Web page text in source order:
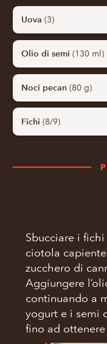
Uova (3)
Olio di semi (130 ml)
Noci pecan (80 g)
Fichi (8/9)
Sbucciare i
ciotola
zucchero di
Aggiungere
continuando a
yogurt e i semi
fino ad